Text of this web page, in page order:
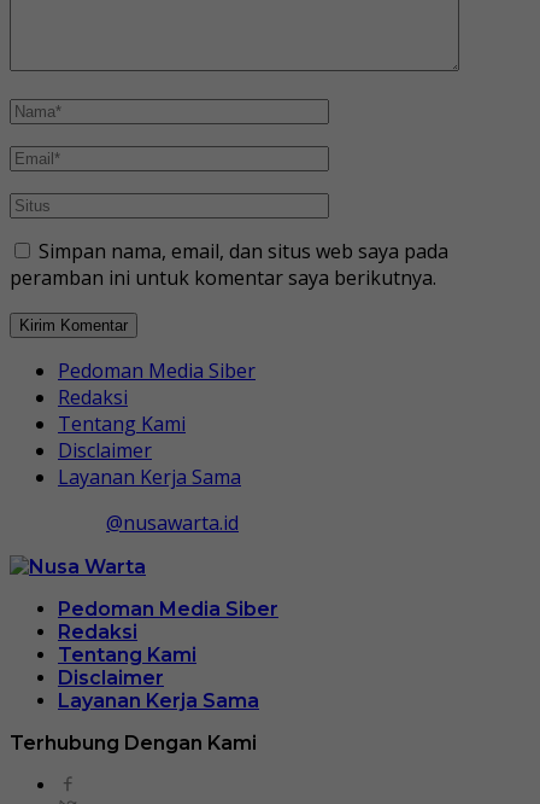
Simpan nama, email, dan situs web saya pada
peramban ini untuk komentar saya berikutnya.
Pedoman Media Siber
Redaksi
Tentang Kami
Disclaimer
Layanan Kerja Sama
@nusawarta.id
Pedoman Media Siber
Redaksi
Tentang Kami
Disclaimer
Layanan Kerja Sama
Terhubung Dengan Kami